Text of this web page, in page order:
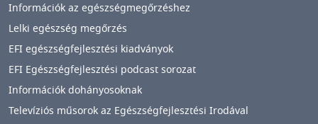
Információk az egészségmegőrzéshez
Lelki egészség megőrzés
EFI egészségfejlesztési kiadványok
EFI Egészségfejlesztési podcast sorozat
Információk dohányosoknak
Televíziós műsorok az Egészségfejlesztési Irodával